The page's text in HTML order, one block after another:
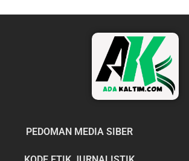
PEDOMAN MEDIA SIBER